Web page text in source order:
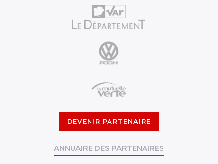
DEVENIR PARTENAIRE
ANNUAIRE DES PARTENAIRES